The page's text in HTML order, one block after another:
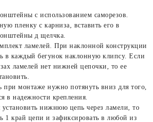
с использованием саморезов.
пленку с карниза, вставить его в
д щелчка.
ламелей. При наклонной конструкции
в каждый бегунок наклонную клипсу. Если
ламелей нет нижней цепочки, то ее
монтаже нужно потянуть вниз для того,
в надежности крепления.
установить нижнюю цепь через ламели, то
1 край цепи и зафиксировать в любой из